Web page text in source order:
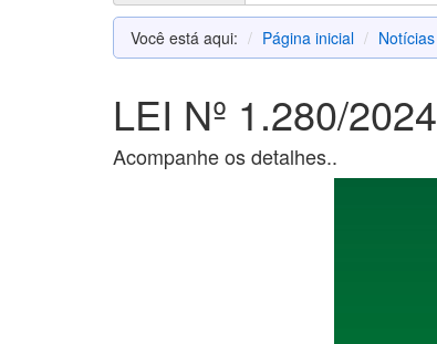
Você está aqui: Página inicial Notícias
LEI Nº 1.280/2024
Acompanhe os detalhes..